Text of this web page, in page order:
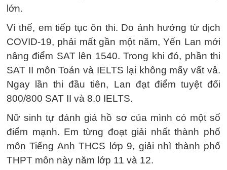
lớn.
Vì thế, em tiếp tục ôn thi. Do ảnh hưởng từ dịch
COVID-19, phải mất gần một năm, Yến Lan mới
nâng điểm SAT lên 1540. Trong khi đó, phần thi
SAT II môn Toán và IELTS lại không mấy vất vả.
Ngay lần thi đầu tiên, Lan đạt điểm tuyệt đối
800/800 SAT II và 8.0 IELTS.
Nữ sinh tự đánh giá hồ sơ của mình có một số
điểm mạnh. Em từng đoạt giải nhất thành phố
môn Tiếng Anh THCS lớp 9, giải nhì thành phố
THPT môn này năm lớp 11 và 12.